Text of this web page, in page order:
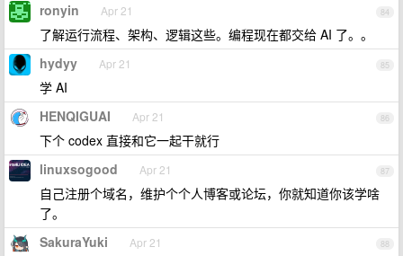
84
ronyin Apr 21
了解运行流程、架构、逻辑这些。编程现在都交给 AI 了。。
85
hydyy Apr 21
学 AI
86
HENQIGUAI Apr 21
下个 codex 直接和它一起干就行
87
linuxsogood Apr 21
自己注册个域名，维护个个人博客或论坛，你就知道你该学啥
了。
88
SakuraYuki Apr 21